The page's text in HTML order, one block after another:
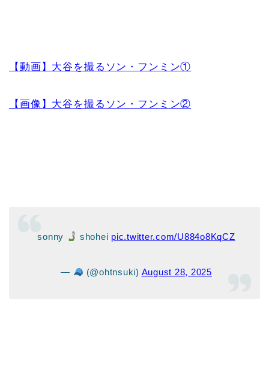
【動画】大谷を撮るソン・フンミン①
【画像】大谷を撮るソン・フンミン②
sonny shohei pic.twitter.com/U884o8KqCZ
— (@ohtnsuki) August 28, 2025